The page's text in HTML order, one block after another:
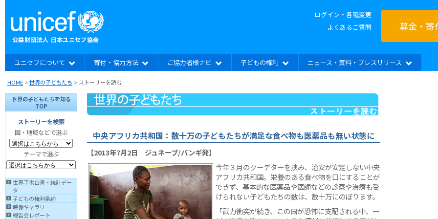
ログイン・各種変更
よくあるご質問
募金・寄
ユニセフについて 寄付・協力方法 ご協力者様ナビ 子どもの権利 ニュース・資料・プレスリリース
HOME >世界の子どもたち > ストーリーを読む
世界の子どもたちを知る
TOP
ストーリーを検索
国・地域などで選ぶ
テーマで選ぶ
世界子供白書・統計デー
タ
子どもの権利条約
映像ギャラリー
報告会レポート
中央アフリカ共和国：数十万の子どもたちが満足な食べ物も医薬品も無い状態に
【2013年7月2日 ジュネーブ/バンギ発】
今年３月のクーデターを挟み、治安が安定しない中央
アフリカ共和国。栄養のある食べ物を口にすることが
できず、基本的な医薬品や医師などの診察や治療も受
けられない子どもたちの数は、数十万にのぼります。
「武力衝突が続き、この国が恐怖に支配される中、一